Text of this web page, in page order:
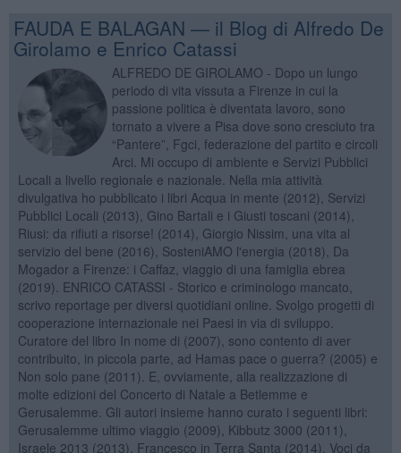
FAUDA E BALAGAN — il Blog di Alfredo De
Girolamo e Enrico Catassi
ALFREDO DE GIROLAMO - Dopo un lungo
periodo di vita vissuta a Firenze in cui la
passione politica è diventata lavoro, sono
tornato a vivere a Pisa dove sono cresciuto tra
“Pantere”, Fgci, federazione del partito e circoli
Arci. Mi occupo di ambiente e Servizi Pubblici
Locali a livello regionale e nazionale. Nella mia attività
divulgativa ho pubblicato i libri Acqua in mente (2012), Servizi
Pubblici Locali (2013), Gino Bartali e i Giusti toscani (2014),
Riusi: da rifiuti a risorse! (2014), Giorgio Nissim, una vita al
servizio del bene (2016), SosteniAMO l'energia (2018), Da
Mogador a Firenze: i Caffaz, viaggio di una famiglia ebrea
(2019). ENRICO CATASSI - Storico e criminologo mancato,
scrivo reportage per diversi quotidiani online. Svolgo progetti di
cooperazione internazionale nei Paesi in via di sviluppo.
Curatore del libro In nome di (2007), sono contento di aver
contribuito, in piccola parte, ad Hamas pace o guerra? (2005) e
Non solo pane (2011). E, ovviamente, alla realizzazione di
molte edizioni del Concerto di Natale a Betlemme e
Gerusalemme. Gli autori insieme hanno curato i seguenti libri:
Gerusalemme ultimo viaggio (2009), Kibbutz 3000 (2011),
Israele 2013 (2013), Francesco in Terra Santa (2014). Voci da